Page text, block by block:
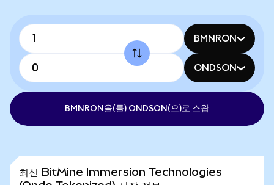
BMNRON
ONDSON
BMNRON을(를) ONDSON(으)로 스왑
최신 BitMine Immersion Technologies